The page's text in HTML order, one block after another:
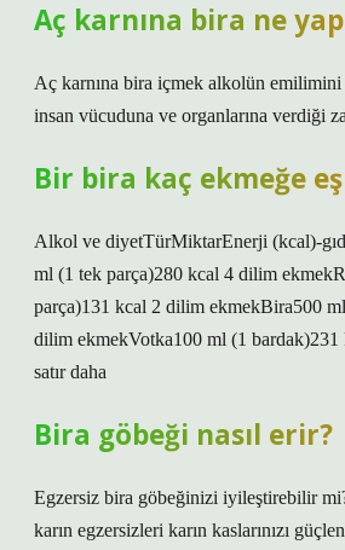
Aç karnına bira ne
Aç karnına bira içmek alkolün emilimini
insan vücuduna ve organlarına verdiği
Bir bira kaç ekmeğe
Alkol ve diyetTürMiktarEnerji (kcal)-
ml (1 tek parça)280 kcal 4 dilim
parça)131 kcal 2 dilim ekmekBira500
dilim ekmekVotka100 ml (1
satır daha
Bira göbeği nasıl erir?
Egzersiz bira göbeğinizi iyileştirebilir
karın egzersizleri karın kaslarınızı